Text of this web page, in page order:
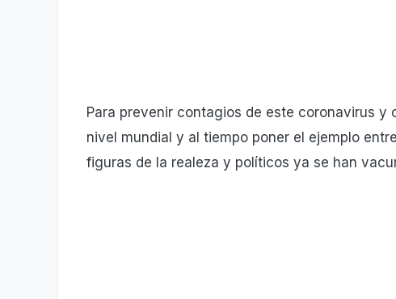
Para prevenir contagios de este coronavirus
nivel mundial y al tiempo poner el ejemplo
figuras de la realeza y políticos ya se han